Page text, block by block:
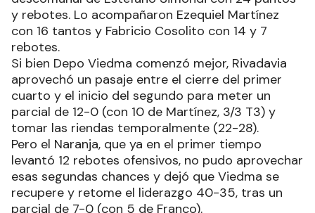
y rebotes. Lo acompañaron Ezequiel Martínez
con 16 tantos y Fabricio Cosolito con 14 y 7
rebotes.
Si bien Depo Viedma comenzó mejor, Rivadavia
aprovechó un pasaje entre el cierre del primer
cuarto y el inicio del segundo para meter un
parcial de 12-0 (con 10 de Martínez, 3/3 T3) y
tomar las riendas temporalmente (22-28).
Pero el Naranja, que ya en el primer tiempo
levantó 12 rebotes ofensivos, no pudo aprovechar
esas segundas chances y dejó que Viedma se
recupere y retome el liderazgo 40-35, tras un
parcial de 7-0 (con 5 de Franco).